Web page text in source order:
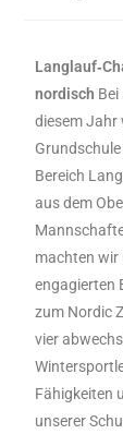
nordisch
diesem Jahr
Bereich
aus dem
machten wir
engagierten
zum Nordic
vier
Fähigkeiten
unserer